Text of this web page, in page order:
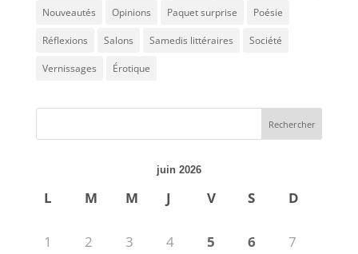
Nouveautés Opinions Paquet surprise Poésie
Réflexions Salons Samedis littéraires Société
Vernissages Érotique
juin 2026
L M M J V S D
1 2 3 4 5 6 7